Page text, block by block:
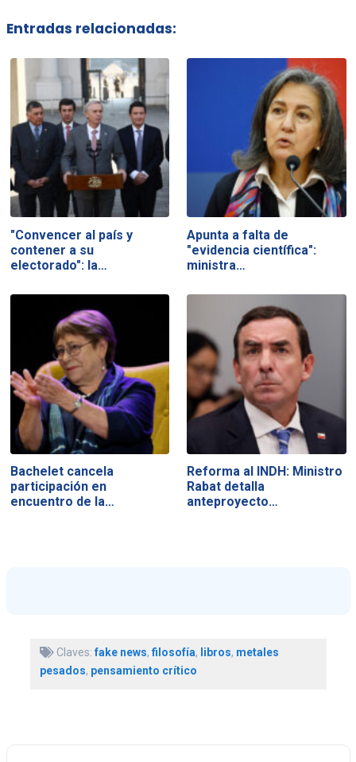
Entradas relacionadas:
"Convencer al país y
contener a su
electorado": la…
Apunta a falta de
"evidencia científica":
ministra…
Bachelet cancela
participación en
encuentro de la…
Reforma al INDH: Ministro
Rabat detalla
anteproyecto…
Claves:fake news, filosofía, libros, metales
pesados, pensamiento crítico